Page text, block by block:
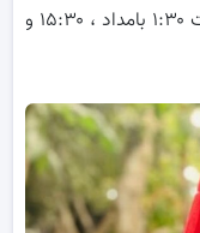
پخش می‌شود و بازپخش این سریال ساعت ۱:۳۰ بامداد ، ۱۵:۳۰ و